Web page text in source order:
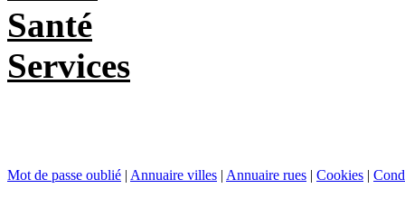
Santé
Services
Mot de passe oublié | Annuaire villes | Annuaire rues | Cookies |